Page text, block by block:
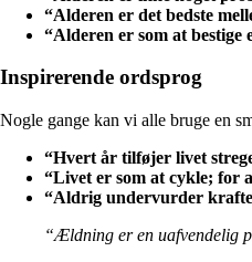
“Alderen er det bedste
“Alderen er som at
Inspirerende ordsprog
Nogle gange kan vi alle bruge en
“Hvert år tilføjer livet
“Livet er som at cykle; for
“Aldrig undervurder
“Ældning er en uafvendelig